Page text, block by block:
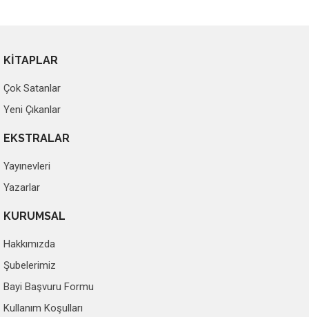
KİTAPLAR
Çok Satanlar
Yeni Çıkanlar
EKSTRALAR
Yayınevleri
Yazarlar
KURUMSAL
Hakkımızda
Şubelerimiz
Bayi Başvuru Formu
Kullanım Koşulları